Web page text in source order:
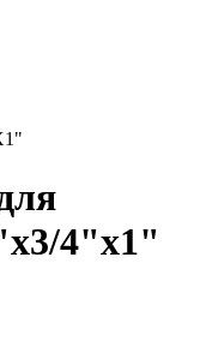
4"x1"